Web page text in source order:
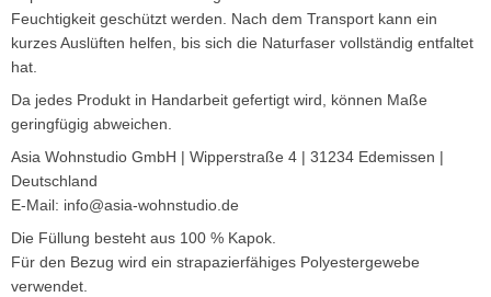
Feuchtigkeit geschützt werden. Nach dem Transport kann ein
kurzes Auslüften helfen, bis sich die Naturfaser vollständig entfaltet
hat.
Da jedes Produkt in Handarbeit gefertigt wird, können Maße
geringfügig abweichen.
Asia Wohnstudio GmbH | Wipperstraße 4 | 31234 Edemissen |
Deutschland
E-Mail: info@asia-wohnstudio.de
Die Füllung besteht aus 100 % Kapok.
Für den Bezug wird ein strapazierfähiges Polyestergewebe
verwendet.